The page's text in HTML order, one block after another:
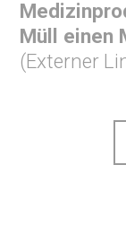
Müll einen
(Externer